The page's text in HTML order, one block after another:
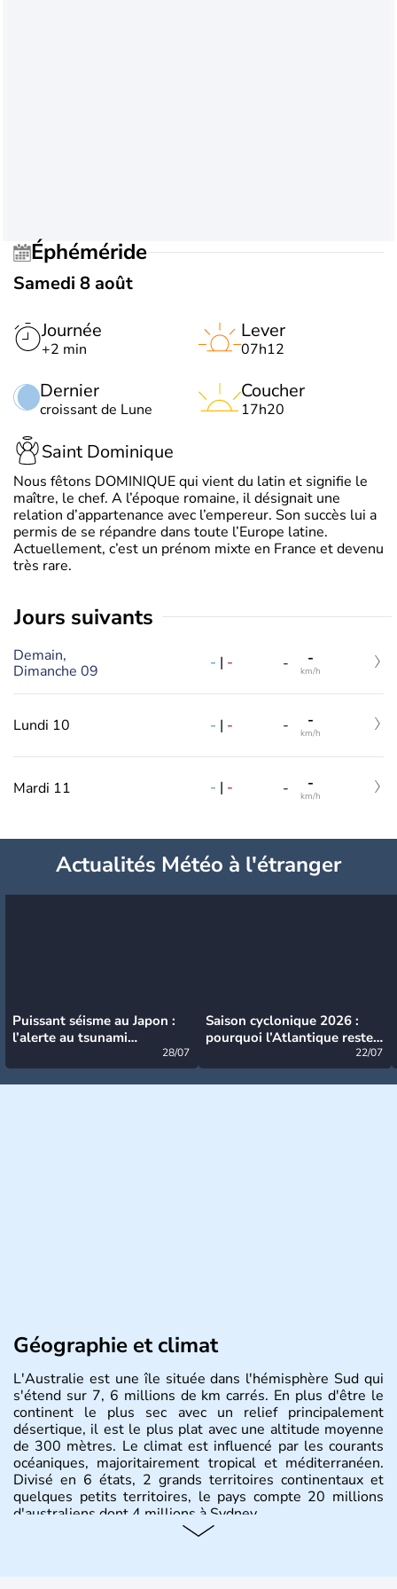
Éphéméride
Samedi 8 août
Journée
+2 min
Dernier
croissant de Lune
Lever
07h12
Coucher
17h20
Saint Dominique
Nous fêtons DOMINIQUE qui vient du latin et signifie le
maître, le chef. A l’époque romaine, il désignait une
relation d’appartenance avec l’empereur. Son succès lui a
permis de se répandre dans toute l’Europe latine.
Actuellement, c’est un prénom mixte en France et devenu
très rare.
jours suivants
Demain,
Dimanche 09
- | - - -
km/h
Lundi 10 - | - - -
km/h
Mardi 11 - | - - -
km/h
Actualités Météo à l'étranger
Puissant séisme au Japon :
l’alerte au tsunami
28/07
Saison cyclonique 2026 :
pourquoi l’Atlantique reste
22/07
Géographie et climat
L'Australie est une île située dans l'hémisphère Sud qui
s'étend sur 7, 6 millions de km carrés. En plus d'être le
continent le plus sec avec un relief principalement
désertique, il est le plus plat avec une altitude moyenne
de 300 mètres. Le climat est influencé par les courants
océaniques, majoritairement tropical et méditerranéen.
Divisé en 6 états, 2 grands territoires continentaux et
quelques petits territoires, le pays compte 20 millions
d'australiens dont 4 millions à Sydney.